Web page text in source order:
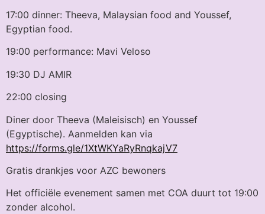
17:00 dinner: Theeva, Malaysian food and Youssef,
Egyptian food.
19:00 performance: Mavi Veloso
19:30 DJ AMIR
22:00 closing
Diner door Theeva (Maleisisch) en Youssef
(Egyptische). Aanmelden kan via
https://forms.gle/1XtWKYaRyRnqkajV7
Gratis drankjes voor AZC bewoners
Het officiële evenement samen met COA duurt tot 19:00
zonder alcohol.